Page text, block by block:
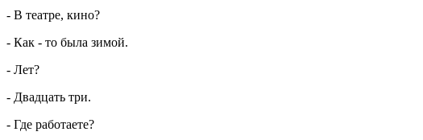
- В театре, кино?
- Как - то была зимой.
- Лет?
- Двадцать три.
- Где работаете?